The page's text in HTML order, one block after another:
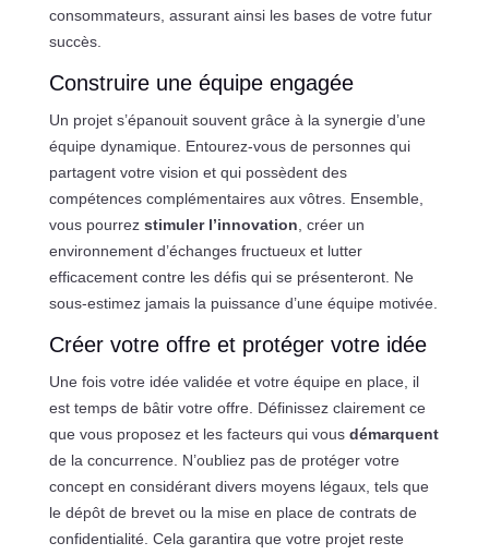
consommateurs, assurant ainsi les bases de votre futur
succès.
Construire une équipe engagée
Un projet s’épanouit souvent grâce à la synergie d’une
équipe dynamique. Entourez-vous de personnes qui
partagent votre vision et qui possèdent des
compétences complémentaires aux vôtres. Ensemble,
vous pourrez stimuler l’innovation, créer un
environnement d’échanges fructueux et lutter
efficacement contre les défis qui se présenteront. Ne
sous-estimez jamais la puissance d’une équipe motivée.
Créer votre offre et protéger votre idée
Une fois votre idée validée et votre équipe en place, il
est temps de bâtir votre offre. Définissez clairement ce
que vous proposez et les facteurs qui vous démarquent
de la concurrence. N’oubliez pas de protéger votre
concept en considérant divers moyens légaux, tels que
le dépôt de brevet ou la mise en place de contrats de
confidentialité. Cela garantira que votre projet reste